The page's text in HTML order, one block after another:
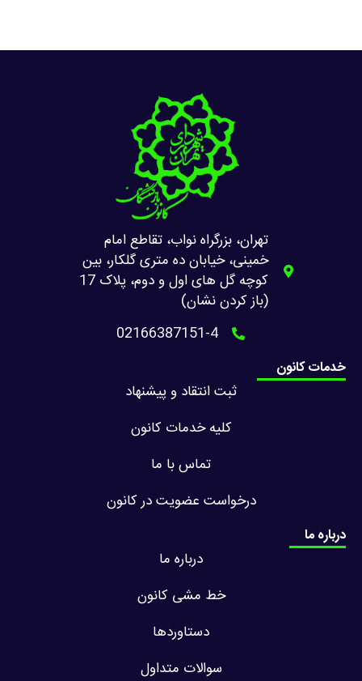
تهران، بزرگراه نواب، تقاطع امام
خمینی، خیابان ده متری گلکار، بین
کوچه گل های اول و دوم، پلاک 17
(باز کردن نشان)
02166387151-4
خدمات کانون
ثبت انتقاد و پیشنهاد
کلیه خدمات کانون
تماس با ما
درخواست عضویت در کانون
درباره ما
درباره ما
خط مشی کانون
دستاوردها
سوالات متداول